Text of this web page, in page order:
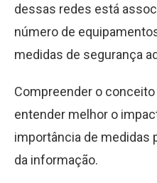
dessas redes está
número de
medidas de segurança
Compreender o
entender melhor o
importância de medidas
da informação.